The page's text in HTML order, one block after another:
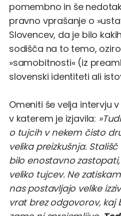
pomembno in še
pravno vprašanje o
Slovencev, da je bilo
sodišča na to temo,
»samobitnosti« (iz
slovenski identiteti ali
Omeniti še velja intervju v
v katerem je izjavila:
o tujcih v nekem čisto
velika preizkušnja.
bilo enostavno
veliko tujcev. Ne
nas postavljajo velike
vrat brez odgovorov,